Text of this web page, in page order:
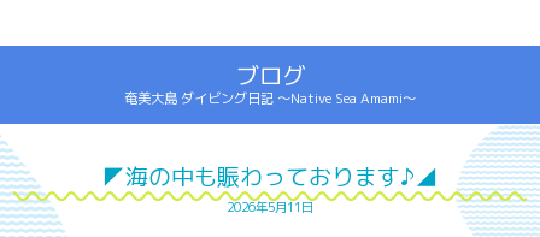
ブログ
奄美大島 ダイビング日記 ～Native Sea Amami～
◤海の中も賑わっております♪◢
2026年5月11日